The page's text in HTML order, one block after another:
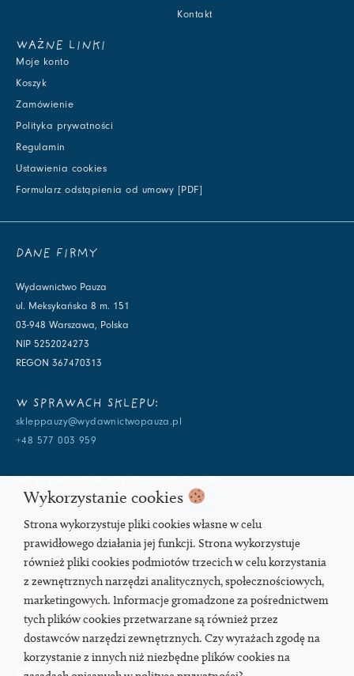
Kontakt
WAŻNE LINKI
Moje konto
Koszyk
Zamówienie
Polityka prywatności
Regulamin
Ustawienia cookies
Formularz odstąpienia od umowy [PDF]
DANE FIRMY
Wydawnictwo Pauza
ul. Meksykańska 8 m. 151
03-948 Warszawa, Polska
NIP 5252024273
REGON 367470313
W SPRAWACH SKLEPU:
skleppauzy@wydawnictwopauza.pl
+48 577 003 959
info@wydawnictwopauza.pl
+48 501 177 119 (czynny w dni powszednie w godzinach 11-15,
proszę o wysłanie wiadomości SMS, gdybym nie odbierała)
SOCIAL MEDIA
PODCAST
Wykorzystanie cookies
Strona wykorzystuje pliki cookies własne w celu
prawidłowego działania jej funkcji. Strona wykorzystuje
również pliki cookies podmiotów trzecich w celu korzystania
z zewnętrznych narzędzi analitycznych, społecznościowych,
marketingowych. Informacje gromadzone za pośrednictwem
tych plików cookies przetwarzane są również przez
dostawców narzędzi zewnętrznych. Czy wyrażach zgodę na
korzystanie z innych niż niezbędne plików cookies na